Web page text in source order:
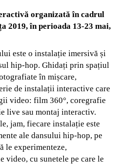
organizată în cadrul
2019, în perioada 13-23 mai,
este o instalație imersivă și
hip-hop. Ghidați prin spațiul
în mișcare,
de instalații interactive care
video: film 360°, coregrafie
live sau montaj interactiv.
jam, fiecare instalație este
ale dansului hip-hop, pe
le experimenteze,
video, cu sunetele pe care le